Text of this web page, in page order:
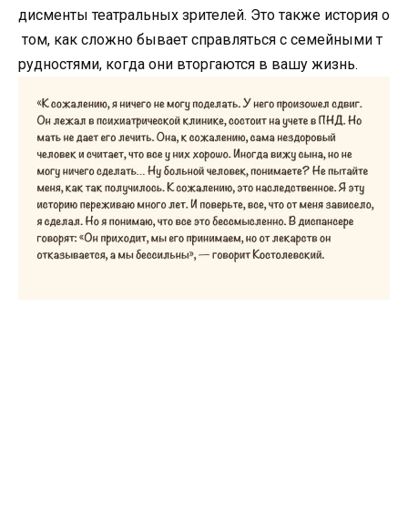
дисменты театральных зрителей. Это также история о
том, как сложно бывает справляться с семейными т
рудностями, когда они вторгаются в вашу жизнь.